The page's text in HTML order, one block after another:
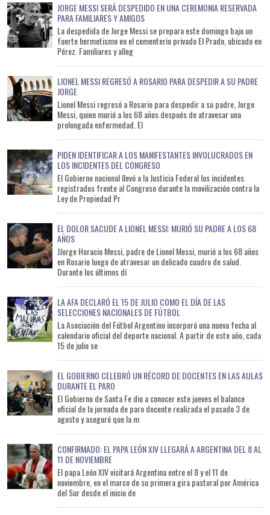
JORGE MESSI SERÁ DESPEDIDO EN UNA CEREMONIA RESERVADA
PARA FAMILIARES Y AMIGOS
La despedida de Jorge Messi se prepara este domingo bajo un
fuerte hermetismo en el cementerio privado El Prado, ubicado en
Pérez. Familiares y alleg
LIONEL MESSI REGRESÓ A ROSARIO PARA DESPEDIR A SU PADRE
JORGE
Lionel Messi regresó a Rosario para despedir a su padre, Jorge
Messi, quien murió a los 68 años después de atravesar una
prolongada enfermedad. El
PIDEN IDENTIFICAR A LOS MANIFESTANTES INVOLUCRADOS EN
LOS INCIDENTES DEL CONGRESO
El Gobierno nacional llevó a la Justicia Federal los incidentes
registrados frente al Congreso durante la movilización contra la
Ley de Propiedad Pr
EL DOLOR SACUDE A LIONEL MESSI: MURIÓ SU PADRE A LOS 68
AÑOS
JJorge Horacio Messi, padre de Lionel Messi, murió a los 68 años
en Rosario luego de atravesar un delicado cuadro de salud.
Durante los últimos dí
LA AFA DECLARÓ EL 15 DE JULIO COMO EL DÍA DE LAS
SELECCIONES NACIONALES DE FÚTBOL
La Asociación del Fútbol Argentino incorporó una nueva fecha al
calendario oficial del deporte nacional. A partir de este año, cada
15 de julio se
EL GOBIERNO CELEBRÓ UN RÉCORD DE DOCENTES EN LAS AULAS
DURANTE EL PARO
El Gobierno de Santa Fe dio a conocer este jueves el balance
oficial de la jornada de paro docente realizada el pasado 3 de
agosto y aseguró que la m
CONFIRMADO: EL PAPA LEÓN XIV LLEGARÁ A ARGENTINA DEL 8 AL
11 DE NOVIEMBRE
El papa León XIV visitará Argentina entre el 8 y el 11 de
noviembre, en el marco de su primera gira pastoral por América
del Sur desde el inicio de